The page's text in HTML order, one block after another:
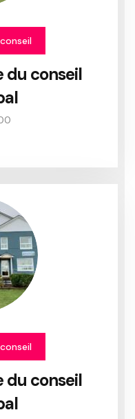
du conseil
du conseil